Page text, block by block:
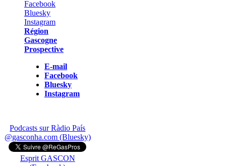
Région
Gascogne
Prospective
E-mail
Facebook
Bluesky
Instagram
Podcasts sur Ràdio País
@gasconha.com (Bluesky)
Esprit GASCON